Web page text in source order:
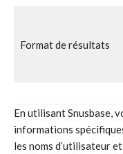
Format de résultats
En utilisant Snusbase,
informations
les noms d’utilisateur